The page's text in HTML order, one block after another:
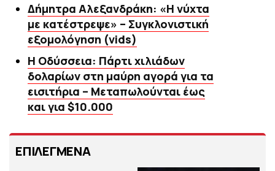
Δήμητρα Αλεξανδράκη: «Η νύχτα
με κατέστρεψε» – Συγκλονιστική
εξομολόγηση (vids)
Η Οδύσσεια: Πάρτι χιλιάδων
δολαρίων στη μαύρη αγορά για τα
εισιτήρια – Μεταπωλούνται έως
και για $10.000
ΕΠΙΛΕΓΜΕΝΑ